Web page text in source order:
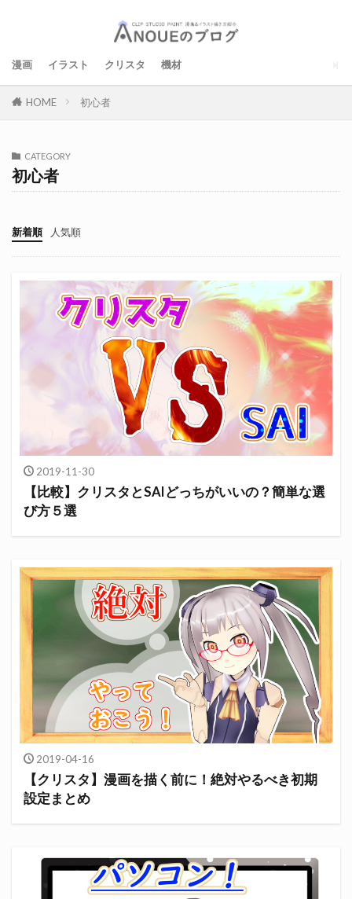
漫画 イラスト クリスタ 機材
HOME 初心者
CATEGORY
初心者
新着順 人気順
2019-11-30
【比較】クリスタとSAIどっちがいいの？簡単な選
び方５選
2019-04-16
【クリスタ】漫画を描く前に！絶対やるべき初期
設定まとめ